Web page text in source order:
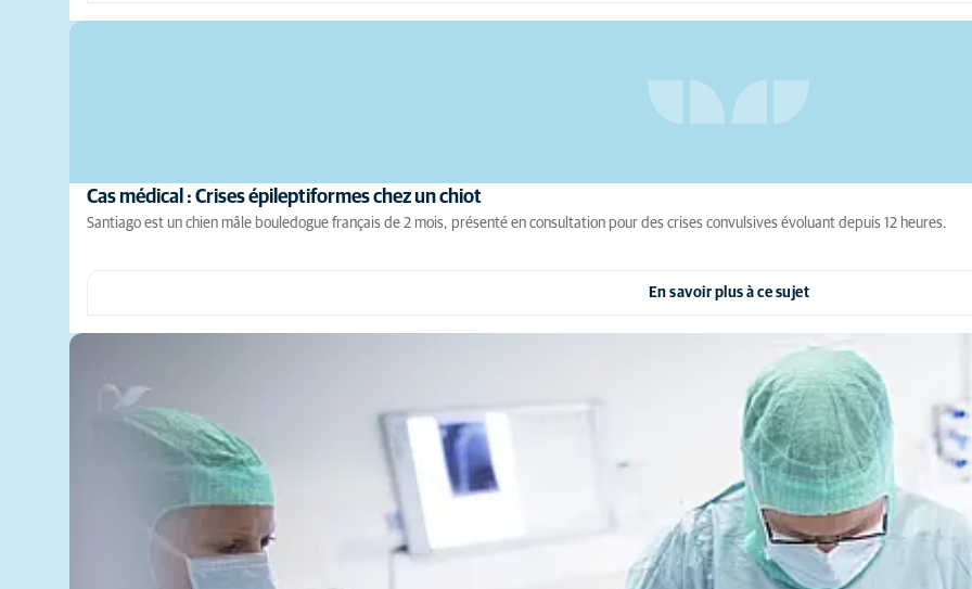
Cas médical : Crises épileptiformes chez un chiot
Santiago est un chien mâle bouledogue français de 2 mois, présenté en consultation pour des crises convulsives évoluant depuis 12 heures.
En savoir plus à ce sujet